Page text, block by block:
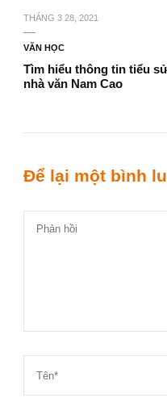
THÁNG 3 28, 2021
VĂN HỌC
Tìm hiểu thông tin tiểu
nhà văn Nam Cao
Để lại một bình